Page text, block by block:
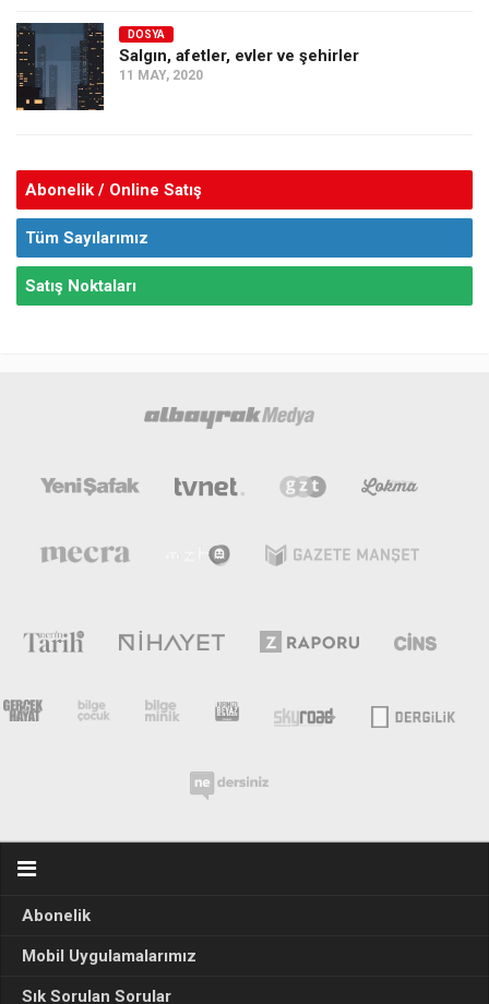
DOSYA
Salgın, afetler, evler ve şehirler
11 MAY, 2020
Abonelik / Online Satış
Tüm Sayılarımız
Satış Noktaları
Abonelik
Mobil Uygulamalarımız
Sık Sorulan Sorular